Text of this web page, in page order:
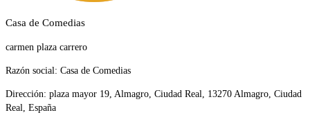
Casa de Comedias
carmen plaza carrero
Razón social: Casa de Comedias
Dirección: plaza mayor 19, Almagro, Ciudad Real, 13270 Almagro, Ciudad
Real, España